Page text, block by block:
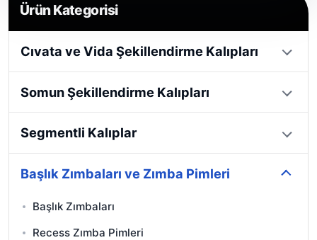
Ürün Kategorisi
Cıvata ve Vida Şekillendirme Kalıpları
Somun Şekillendirme Kalıpları
Segmentli Kalıplar
Başlık Zımbaları ve Zımba Pimleri
Başlık Zımbaları
Recess Zımba Pimleri